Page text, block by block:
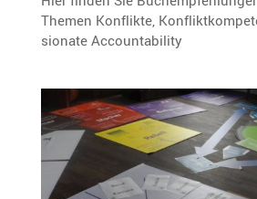
Themen Konflikte,
sio­nate Accountability